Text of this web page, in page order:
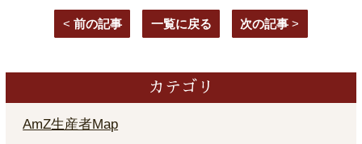
< 前の記事 一覧に戻る 次の記事 >
カテゴリ
AmZ生産者Map